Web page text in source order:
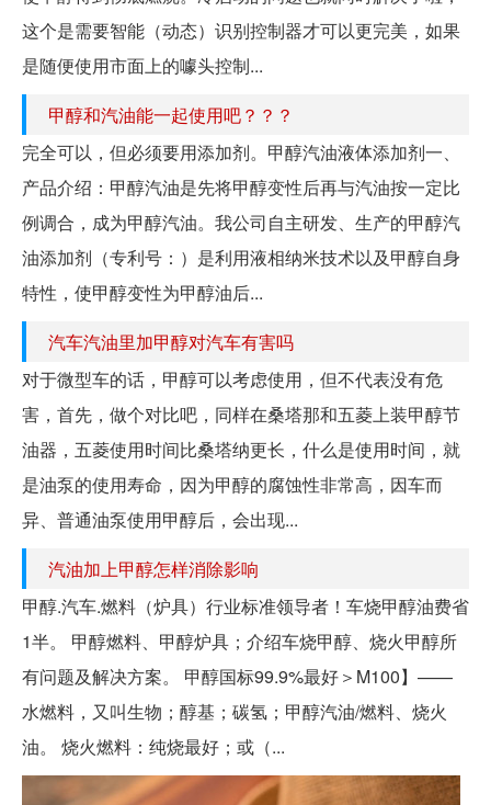
这个是需要智能（动态）识别控制器才可以更完美，如果
是随便使用市面上的噱头控制...
甲醇和汽油能一起使用吧？？？
完全可以，但必须要用添加剂。甲醇汽油液体添加剂一、
产品介绍：甲醇汽油是先将甲醇变性后再与汽油按一定比
例调合，成为甲醇汽油。我公司自主研发、生产的甲醇汽
油添加剂（专利号：）是利用液相纳米技术以及甲醇自身
特性，使甲醇变性为甲醇油后...
汽车汽油里加甲醇对汽车有害吗
对于微型车的话，甲醇可以考虑使用，但不代表没有危
害，首先，做个对比吧，同样在桑塔那和五菱上装甲醇节
油器，五菱使用时间比桑塔纳更长，什么是使用时间，就
是油泵的使用寿命，因为甲醇的腐蚀性非常高，因车而
异、普通油泵使用甲醇后，会出现...
汽油加上甲醇怎样消除影响
甲醇.汽车.燃料（炉具）行业标准领导者！车烧甲醇油费省
1半。 甲醇燃料、甲醇炉具；介绍车烧甲醇、烧火甲醇所
有问题及解决方案。 甲醇国标99.9%最好＞M100】——
水燃料，又叫生物；醇基；碳氢；甲醇汽油/燃料、烧火
油。 烧火燃料：纯烧最好；或（...